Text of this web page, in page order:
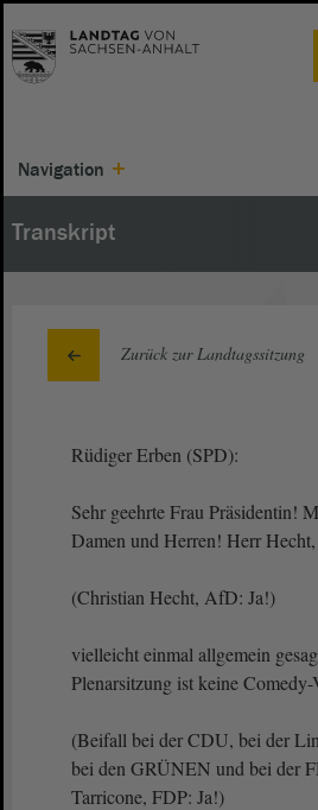
Navigation
Transkript
Zurück zur Landtagssitzung
Rüdiger Erben (SPD):
Sehr geehrte Frau Präsidentin!
Damen und Herren! Herr Hecht,
(Christian Hecht, AfD: Ja!)
vielleicht einmal allgemein
Plenarsitzung ist keine Comedy-
(Beifall bei der CDU, bei der
bei den GRÜNEN und bei der
Tarricone, FDP: Ja!)